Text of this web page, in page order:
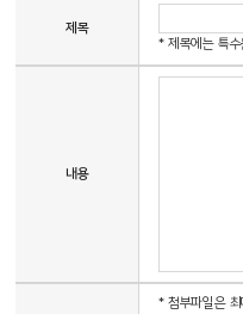
제목
* 제목에는 특수
내용
* 첨부파일은